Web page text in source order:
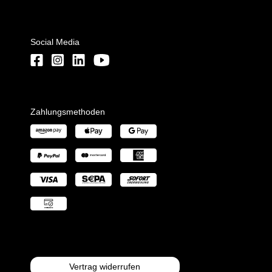
Social Media
Zahlungsmethoden
Vertrag widerrufen